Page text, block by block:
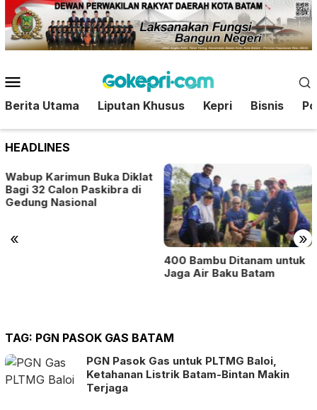
Loncat
ke
konten
Mobile
Berita Utama Liputan Khusus Kepri Bisnis
HEADLINES
« »
Wabup Karimun Buka Diklat
Bagi 32 Calon Paskibra di
Gedung Nasional
400 Bambu Ditanam untuk
Jaga Air Baku Batam
TAG: PGN PASOK GAS BATAM
PGN Pasok Gas untuk PLTMG Baloi,
Ketahanan Listrik Batam-Bintan Makin
Terjaga